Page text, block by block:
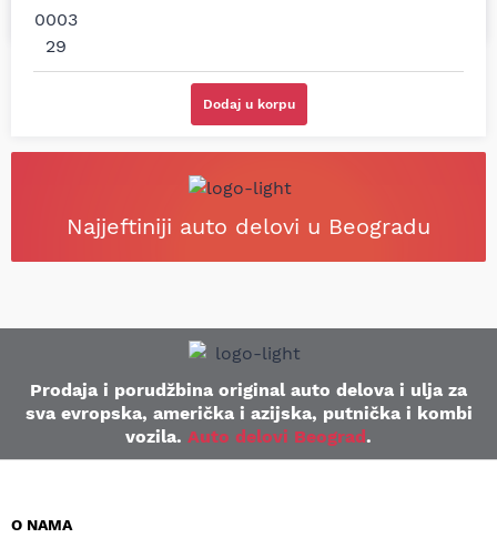
Dodaj u korpu
Najjeftiniji auto delovi u Beogradu
Prodaja i porudžbina original auto delova i ulja za
sva evropska, američka i azijska, putnička i kombi
vozila. Auto delovi Beograd.
O NAMA